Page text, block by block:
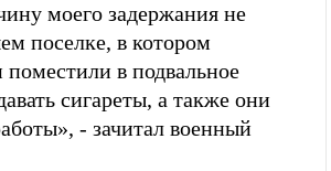
моего задержания не
поселке, в котором
поместили в подвальное
сигареты, а также они
- зачитал военный